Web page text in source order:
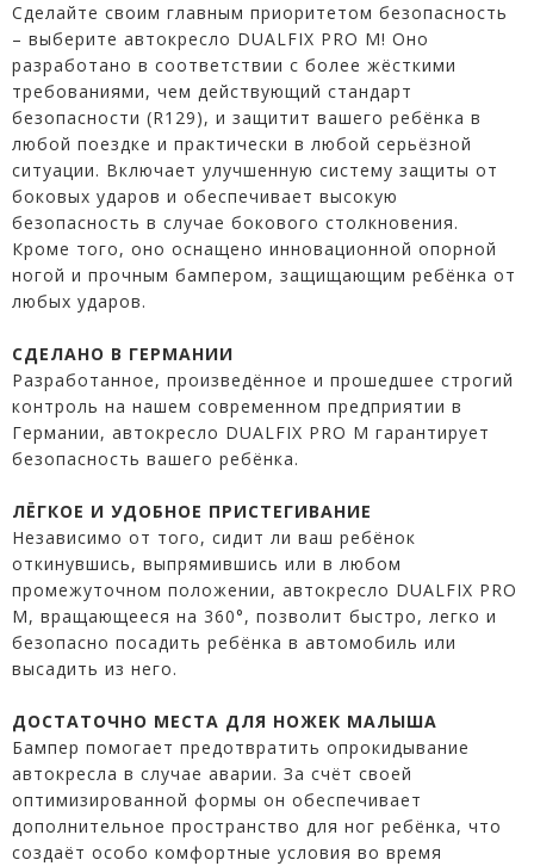
Сделайте своим главным приоритетом безопасность
– выберите автокресло DUALFIX PRO М! Оно
разработано в соответствии с более жёсткими
требованиями, чем действующий стандарт
безопасности (R129), и защитит вашего ребёнка в
любой поездке и практически в любой серьёзной
ситуации. Включает улучшенную систему защиты от
боковых ударов и обеспечивает высокую
безопасность в случае бокового столкновения.
Кроме того, оно оснащено инновационной опорной
ногой и прочным бампером, защищающим ребёнка от
любых ударов.
СДЕЛАНО В ГЕРМАНИИ
Разработанное, произведённое и прошедшее строгий
контроль на нашем современном предприятии в
Германии, автокресло DUALFIX PRO М гарантирует
безопасность вашего ребёнка.
ЛЁГКОЕ И УДОБНОЕ ПРИСТЕГИВАНИЕ
Независимо от того, сидит ли ваш ребёнок
откинувшись, выпрямившись или в любом
промежуточном положении, автокресло DUALFIX PRO
М, вращающееся на 360°, позволит быстро, легко и
безопасно посадить ребёнка в автомобиль или
высадить из него.
ДОСТАТОЧНО МЕСТА ДЛЯ НОЖЕК МАЛЫША
Бампер помогает предотвратить опрокидывание
автокресла в случае аварии. За счёт своей
оптимизированной формы он обеспечивает
дополнительное пространство для ног ребёнка, что
создаёт особо комфортные условия во время